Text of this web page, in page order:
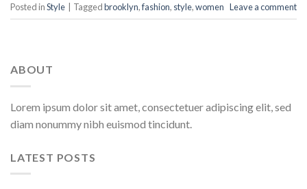
Posted inStyle Taggedbrooklyn,fashion, style,women Leave a comment
ABOUT
Lorem ipsum dolor sit amet, consectetuer adipiscing elit, sed
diam nonummy nibh euismod tincidunt.
LATEST POSTS